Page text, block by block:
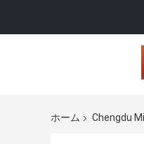
ホーム Chengdu